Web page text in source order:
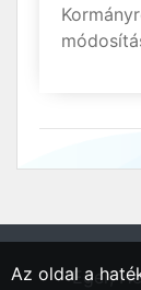
"Eger,
Az oldal a